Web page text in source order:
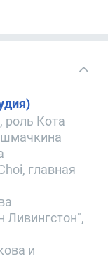
роль Кота
главная
Ливингстон",
и